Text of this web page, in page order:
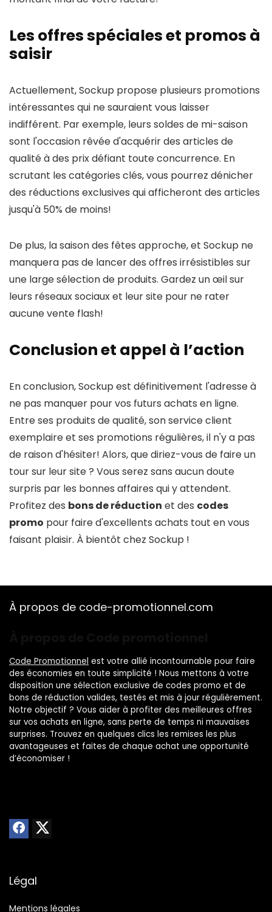
Les offres spéciales et promos à
saisir
Actuellement, Sockup propose plusieurs promotions
intéressantes qui ne sauraient vous laisser
indifférent. Par exemple, leurs soldes de mi-saison
sont l'occasion rêvée d'acquérir des articles de
qualité à des prix défiant toute concurrence. En
scrutant les catégories clés, vous pourrez dénicher
des réductions exclusives qui afficheront des articles
jusqu'à 50% de moins!
De plus, la saison des fêtes approche, et Sockup ne
manquera pas de lancer des offres irrésistibles sur
une large sélection de produits. Gardez un œil sur
leurs réseaux sociaux et leur site pour ne rater
aucune vente flash!
Conclusion et appel à l’action
En conclusion, Sockup est définitivement l'adresse à
ne pas manquer pour vos futurs achats en ligne.
Entre ses produits de qualité, son service client
exemplaire et ses promotions régulières, il n'y a pas
de raison d'hésiter! Alors, que diriez-vous de faire un
tour sur leur site ? Vous serez sans aucun doute
surpris par les bonnes affaires qui y attendent.
Profitez des bons de réduction et des codes
promo pour faire d'excellents achats tout en vous
faisant plaisir. À bientôt chez Sockup !
À propos de code-promotionnel.com
Code Promotionnel est votre allié incontournable pour faire
des économies en toute simplicité ! Nous mettons à votre
disposition une sélection exclusive de codes promo et de
bons de réduction valides, testés et mis à jour régulièrement.
Notre objectif ? Vous aider à profiter des meilleures offres
sur vos achats en ligne, sans perte de temps ni mauvaises
surprises. Trouvez en quelques clics les remises les plus
avantageuses et faites de chaque achat une opportunité
d’économiser !
Légal
Mentions légales